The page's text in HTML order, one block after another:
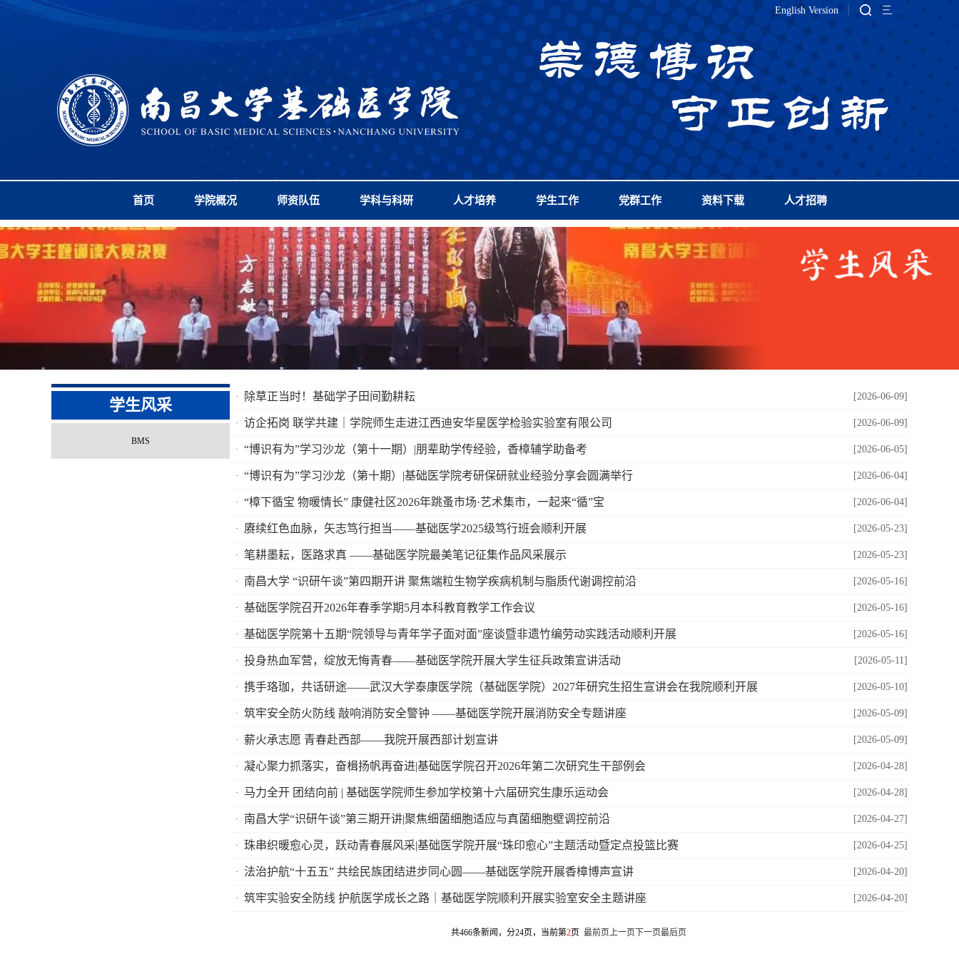
English Version
首页 学院概况 师资队伍 学科与科研 人才培养 学生工作 党群工作 资料下载 人才招聘
学生风采
BMS
除草正当时！基础学子田间勤耕耘 [2026-06-09]
访企拓岗 联学共建｜学院师生走进江西迪安华星医学检验实验室有限公司 [2026-06-09]
“博识有为”学习沙龙（第十一期）|朋辈助学传经验，香樟辅学助备考 [2026-06-05]
“博识有为”学习沙龙（第十期）|基础医学院考研保研就业经验分享会圆满举行 [2026-06-04]
“樟下循宝 物暖情长” 康健社区2026年跳蚤市场·艺术集市，一起来“循”宝 [2026-06-04]
赓续红色血脉，矢志笃行担当——基础医学2025级笃行班会顺利开展 [2026-05-23]
笔耕墨耘，医路求真 ——基础医学院最美笔记征集作品风采展示 [2026-05-23]
南昌大学 “识研午谈”第四期开讲 聚焦端粒生物学疾病机制与脂质代谢调控前沿 [2026-05-16]
基础医学院召开2026年春季学期5月本科教育教学工作会议 [2026-05-16]
基础医学院第十五期“院领导与青年学子面对面”座谈暨非遗竹编劳动实践活动顺利开展 [2026-05-16]
投身热血军营，绽放无悔青春——基础医学院开展大学生征兵政策宣讲活动 [2026-05-11]
携手珞珈，共话研途——武汉大学泰康医学院（基础医学院）2027年研究生招生宣讲会在我院顺利开展 [2026-05-10]
筑牢安全防火防线 敲响消防安全警钟 ——基础医学院开展消防安全专题讲座 [2026-05-09]
薪火承志愿 青春赴西部——我院开展西部计划宣讲 [2026-05-09]
凝心聚力抓落实，奋楫扬帆再奋进|基础医学院召开2026年第二次研究生干部例会 [2026-04-28]
马力全开 团结向前 | 基础医学院师生参加学校第十六届研究生康乐运动会 [2026-04-28]
南昌大学“识研午谈”第三期开讲|聚焦细菌细胞适应与真菌细胞壁调控前沿 [2026-04-27]
珠串织暖愈心灵，跃动青春展风采|基础医学院开展“珠印愈心”主题活动暨定点投篮比赛 [2026-04-25]
法治护航“十五五” 共绘民族团结进步同心圆——基础医学院开展香樟博声宣讲 [2026-04-20]
筑牢实验安全防线 护航医学成长之路｜基础医学院顺利开展实验室安全主题讲座 [2026-04-20]
共466条新闻，分24页，当前第2页 最前页上一页 下一页最后页